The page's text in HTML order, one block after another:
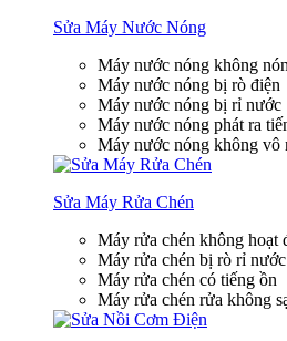
Sửa Máy Nước Nóng
Máy nước nóng không
Máy nước nóng bị rò điện
Máy nước nóng bị rỉ nước
Máy nước nóng phát ra
Máy nước nóng không vô
Sửa Máy Rửa Chén
Máy rửa chén không hoạt
Máy rửa chén bị rò rỉ nước
Máy rửa chén có tiếng ồn
Máy rửa chén rửa không